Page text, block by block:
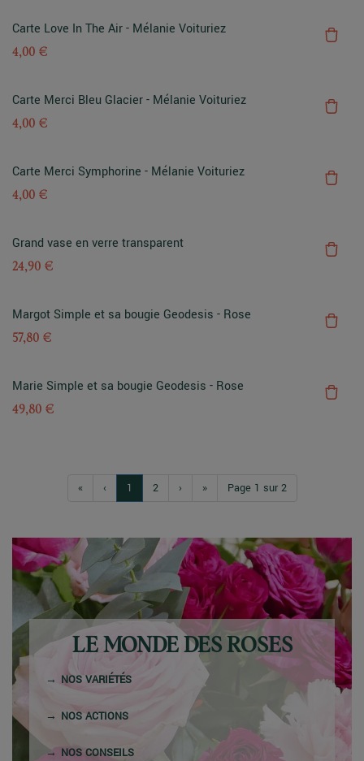
Carte Love In The Air - Mélanie Voituriez
4,00 €
Carte Merci Bleu Glacier - Mélanie Voituriez
4,00 €
Carte Merci Symphorine - Mélanie Voituriez
4,00 €
Grand vase en verre transparent
24,90 €
Margot Simple et sa bougie Geodesis - Rose
57,80 €
Marie Simple et sa bougie Geodesis - Rose
49,80 €
« ‹ 1 2 › » Page 1 sur 2
LE MONDE DES ROSES
NOS VARIÉTÉS
NOS ACTIONS
NOS CONSEILS